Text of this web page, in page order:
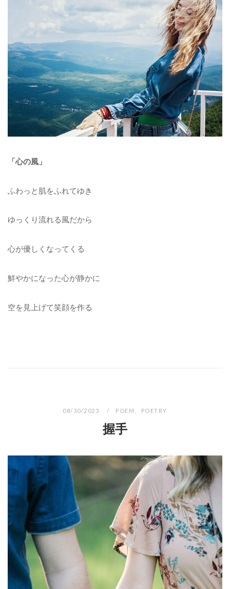
「心の風」
ふわっと肌をふれてゆき
ゆっくり流れる風だから
心が優しくなってくる
鮮やかになった心が静かに
空を見上げて笑顔を作る
08/30/2023 POEM POETRY
握手